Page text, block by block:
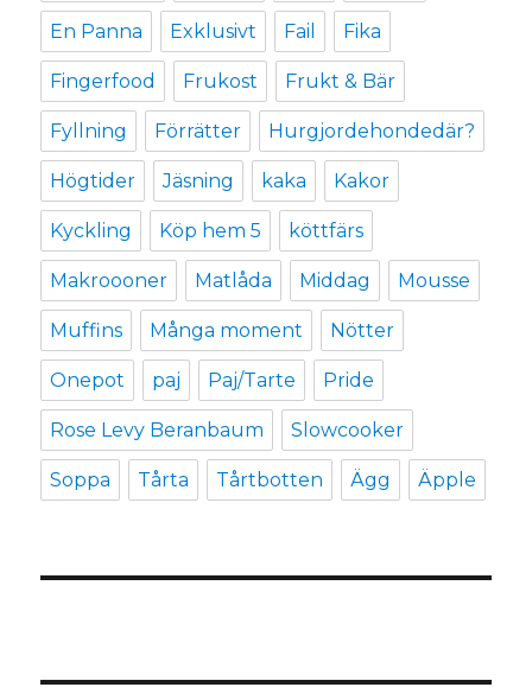
En Panna Exklusivt Fail Fika
Fingerfood Frukost Frukt & Bär
Fyllning Förrätter Hurgjordehondedär?
Högtider Jäsning kaka Kakor
Kyckling Köp hem 5 köttfärs
Makroooner Matlåda Middag Mousse
Muffins Många moment Nötter
Onepot paj Paj/Tarte Pride
Rose Levy Beranbaum Slowcooker
Soppa Tårta Tårtbotten Ägg Äpple